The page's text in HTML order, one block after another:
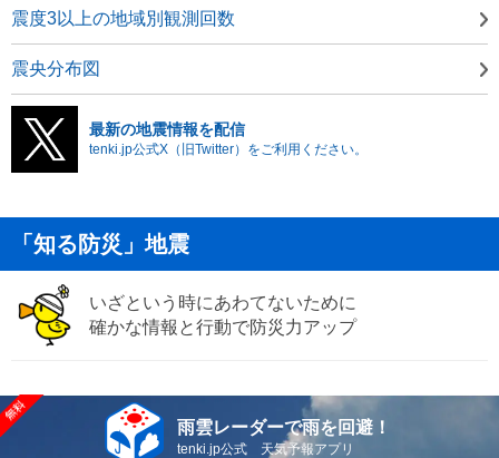
震度3以上の地域別観測回数
震央分布図
最新の地震情報を配信
tenki.jp公式X（旧Twitter）をご利用ください。
「知る防災」地震
いざという時にあわてないために
確かな情報と行動で防災力アップ
雨雲レーダーで雨を回避！
tenki.jp公式 天気予報アプリ